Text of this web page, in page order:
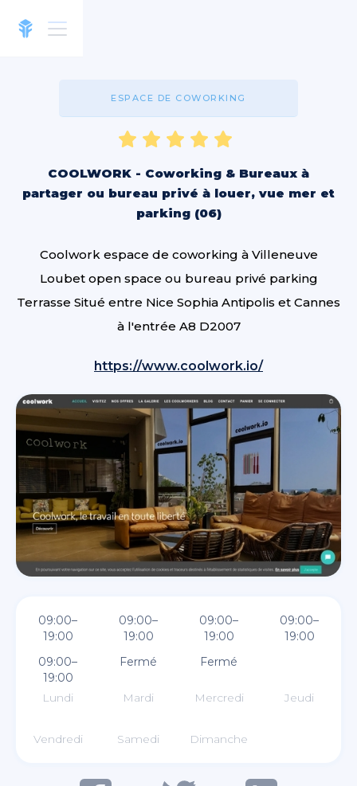
ESPACE DE COWORKING
COOLWORK - Coworking & Bureaux à
partager ou bureau privé à louer, vue mer et
parking (06)
Coolwork espace de coworking à Villeneuve
Loubet open space ou bureau privé parking
Terrasse Situé entre Nice Sophia Antipolis et Cannes
à l'entrée A8 D2007
https://www.coolwork.io/
09:00–
19:00
09:00–
19:00
09:00–
19:00
09:00–
19:00
09:00–
19:00
Fermé Fermé
Lundi Mardi Mercredi Jeudi
Vendredi Samedi Dimanche